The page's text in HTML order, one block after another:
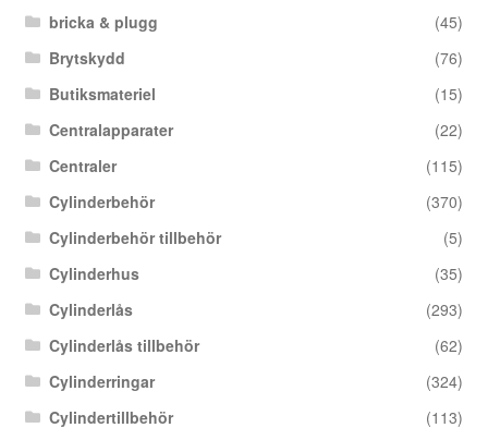
bricka & plugg
(45)
Brytskydd
(76)
Butiksmateriel
(15)
Centralapparater
(22)
Centraler
(115)
Cylinderbehör
(370)
Cylinderbehör tillbehör
(5)
Cylinderhus
(35)
Cylinderlås
(293)
Cylinderlås tillbehör
(62)
Cylinderringar
(324)
Cylindertillbehör
(113)